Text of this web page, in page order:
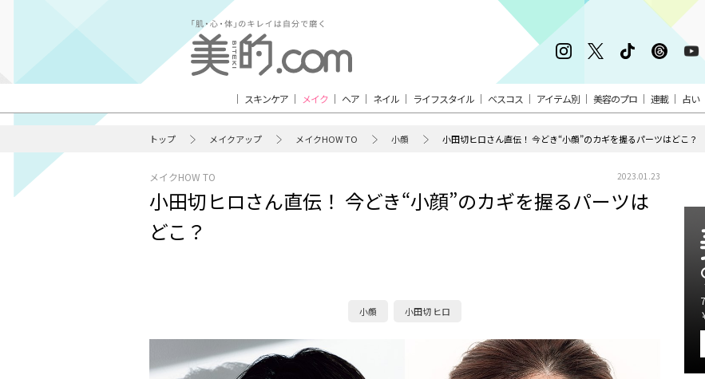
スキンケア メイク ヘア ネイル ライフスタイル ベスコス アイテム別 美容のプロ 連載 占い
トップ メイクアップ メイクHOW TO 小顔 小田切ヒロさん直伝！ 今どき“小顔”のカギを握るパーツはどこ？
メイクHOW TO 2023.01.23
小田切ヒロさん直伝！ 今どき“小顔”のカギを握るパーツは
どこ？
小顔 小田切 ヒロ